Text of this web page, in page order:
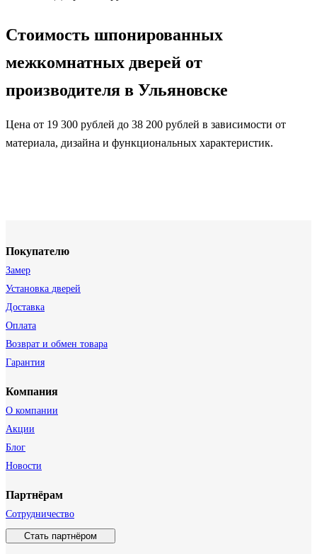
Стоимость шпонированных
межкомнатных дверей от
производителя в Ульяновске
Цена от 19 300 рублей до 38 200 рублей в зависимости от
материала, дизайна и функциональных характеристик.
Покупателю
Замер
Установка дверей
Доставка
Оплата
Возврат и обмен товара
Гарантия
Компания
О компании
Акции
Блог
Новости
Партнёрам
Сотрудничество
Стать партнёром